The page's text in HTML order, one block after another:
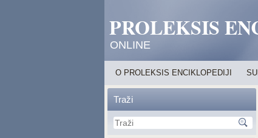
PROLEKSIS
ONLINE
O PROLEKSIS ENCIKLOPEDIJI
Traži